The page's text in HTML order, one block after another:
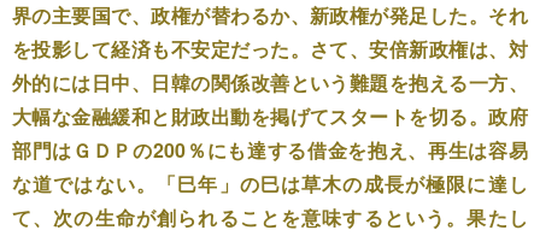
界の主要国で、政権が替わるか、新政権が発足した。それ
を投影して経済も不安定だった。さて、安倍新政権は、対
外的には日中、日韓の関係改善という難題を抱える一方、
大幅な金融緩和と財政出動を掲げてスタートを切る。政府
部門はＧＤＰの200％にも達する借金を抱え、再生は容易
な道ではない。「巳年」の巳は草木の成長が極限に達し
て、次の生命が創られることを意味するという。果たし